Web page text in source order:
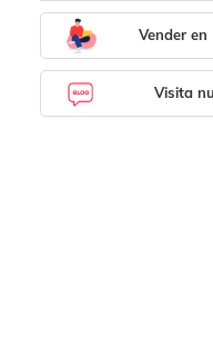
Vender en
Visita